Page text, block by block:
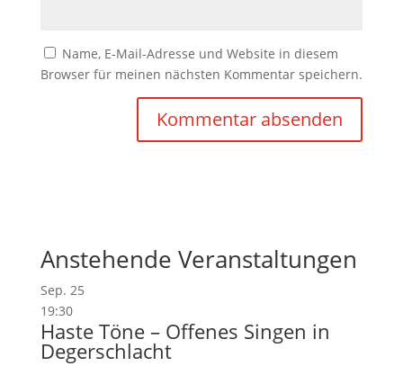
Name, E-Mail-Adresse und Website in diesem
Browser für meinen nächsten Kommentar speichern.
Anstehende Veranstaltungen
Sep. 25
19:30
Haste Töne – Offenes Singen in
Degerschlacht